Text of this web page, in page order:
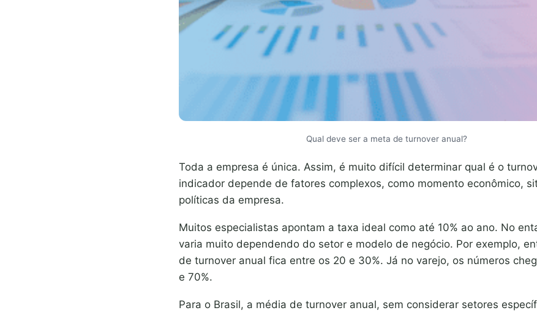
Qual deve ser a meta de turnover anual?
Toda a empresa é única. Assim, é muito difícil determinar qual é o
indicador depende de fatores complexos, como momento econômico,
políticas da empresa.
Muitos especialistas apontam a taxa ideal como até 10% ao ano. No
varia muito dependendo do setor e modelo de negócio. Por exemplo,
de turnover anual fica entre os 20 e 30%. Já no varejo, os números
e 70%.
Para o Brasil, a média de turnover anual, sem considerar setores